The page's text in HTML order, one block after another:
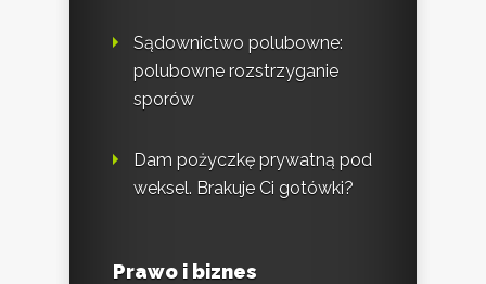
Sądownictwo polubowne:
polubowne rozstrzyganie
sporów
Dam pożyczkę prywatną pod
weksel. Brakuje Ci gotówki?
Prawo i biznes